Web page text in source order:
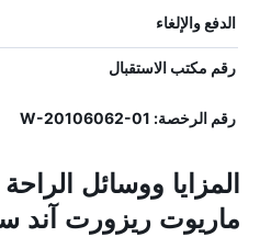
الدفع والإلغاء
رقم مكتب الاستقبال
رقم الرخصة: W-20106062-01
المزايا ووسائل
ماريوت ريزورت آند